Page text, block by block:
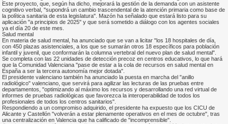
Este proyecto, que, según ha dicho, mejorará la gestión de la demanda con un asistente
cognitivo verbal, "supondrá un cambio trascendental de la atención primaria como base de
la política sanitaria de esta legislatura". Mazón ha señalado que estará listo para su
aplicación "a principios de 2025" y que será sometido a diálogo con los agentes sociales
ya el día 20 de este mes.
Salud mental
En materia de salud mental, ha anunciado que se van a licitar "los 18 hospitales de día,
con 450 plazas asistenciales, a los que se sumarán otros 18 específicos para población
infantil y juvenil, que conformarán la columna vertebral del nuevo plan de salud mental".
Se completa con las 22 unidades de detección precoz en centros educativos, lo que hará
que la Comunidad Valenciana "pase de estar a la cola de recursos en salud mental en
España a ser la tercera autonomía mejor dotada".
El presidente valenciano también ha anunciado la puesta en marcha del "anillo
radiológico" valenciano, que servirá para agilizar las lecturas de las pruebas entre
departamentos, "optimizando al máximo los recursos y desarrollando una red virtual de
informes de pruebas radiológicas que favorezca la interoperabilidad de todos los
profesionales de todos los centros sanitarios".
Respondiendo a un compromiso adquirido, el presidente ha expuesto que los CICU de
Alicante y Castellón "volverán a estar plenamente operativos en el mes de octubre", tras
una centralización en Valencia que ha calificado de "incomprensible".